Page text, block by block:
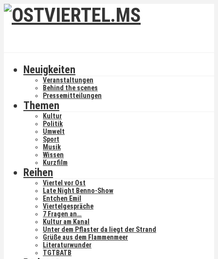
Neuigkeiten
Veranstaltungen
Behind the scenes
Pressemitteilungen
Themen
Kultur
Politik
Umwelt
Sport
Musik
Wissen
Kurzfilm
Reihen
Viertel vor Ost
Late Night Benno-Show
Entchen Emil
Viertelgespräche
7 Fragen an…
Kultur am Kanal
Unter dem Pflaster da liegt der Strand
Grüße aus dem Flammenmeer
Literaturwunder
TGTBATB